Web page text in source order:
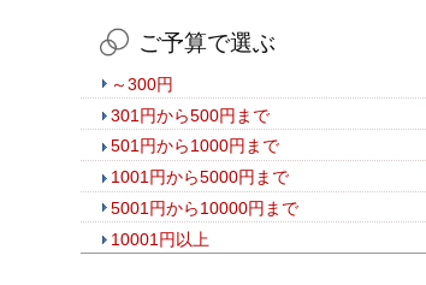
ご予算で選ぶ
～300円
301円から500円まで
501円から1000円まで
1001円から5000円まで
5001円から10000円まで
10001円以上